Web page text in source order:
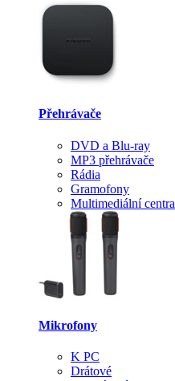
Přehrávače
DVD a Blu-ray
MP3 přehrávače
Rádia
Gramofony
Multimediální centra
Mikrofony
K PC
Drátové